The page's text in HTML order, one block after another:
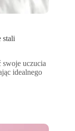
stali
uczucia
idealnego